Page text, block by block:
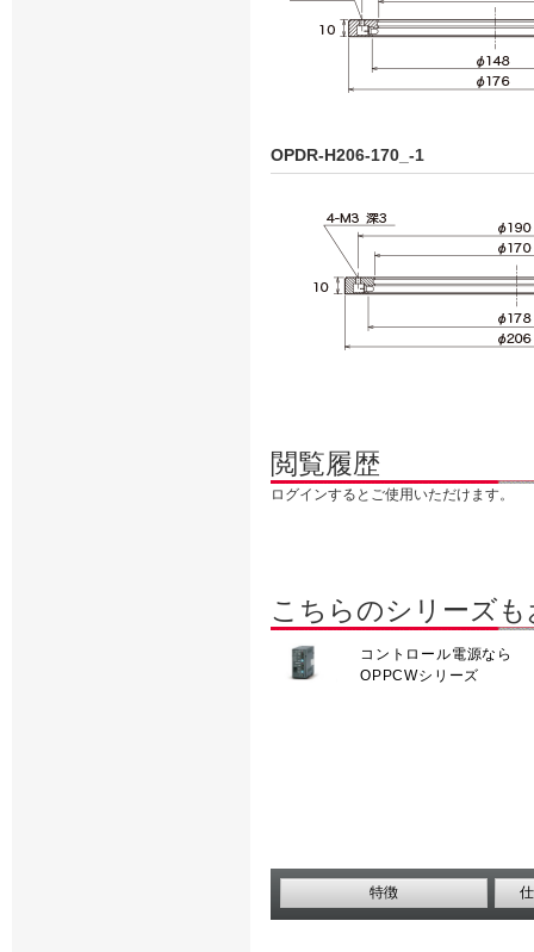
OPDR-H206-170_-1
閲覧履歴
ログインするとご使用いただけます。
こちらのシリーズ
コントロール電源なら
OPPCWシリーズ
特徴